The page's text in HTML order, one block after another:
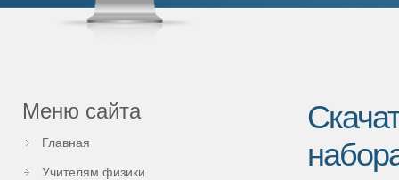
Меню сайта
Главная
Учителям физики